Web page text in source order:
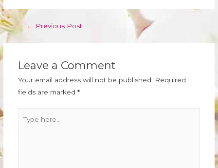
Post
navigation
← Previous Post
Leave a Comment
Your email address will not be published.
Required
fields are marked *
here..